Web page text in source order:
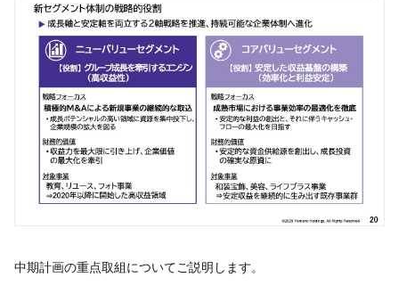
中期計画の重点取組についてご説明します。